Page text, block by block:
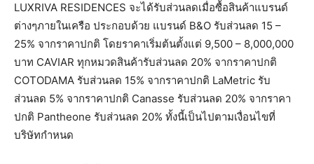
LUXRIVA RESIDENCES จะได้รับส่วนลดเมื่อซื้อสินค้าแบรนด์
ต่างๆภายในเครือ ประกอบด้วย แบรนด์ B&O รับส่วนลด 15 –
25% จากราคาปกติ โดยราคาเริ่มต้นตั้งแต่ 9,500 – 8,000,000
บาท CAVIAR ทุกหมวดสินค้ารับส่วนลด 20% จากราคาปกติ
COTODAMA รับส่วนลด 15% จากราคาปกติ LaMetric รับ
ส่วนลด 5% จากราคาปกติ Canasse รับส่วนลด 20% จากราคา
ปกติ Pantheone รับส่วนลด 20% ทั้งนี้เป็นไปตามเงื่อนไขที่
บริษัทกำหนด